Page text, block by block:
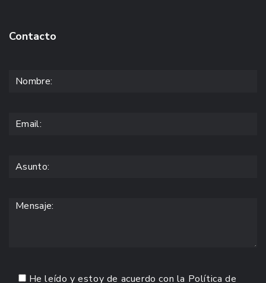
Contacto
He leído y estoy de acuerdo con la Política de